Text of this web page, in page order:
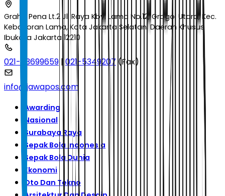
Graha Pena Lt.2 Jl. Raya Kby. Lama No.12, Grogol Utara, Kec.
Kebayoran Lama, Kota Jakarta Selatan, Daerah Khusus
Ibukota Jakarta 12210
021-53699659 | 021-5349207 (Fax)
info@jawapos.com
Awarding
Nasional
Surabaya Raya
Sepak Bola Indonesia
Sepak Bola Dunia
Ekonomi
Oto Dan Tekno